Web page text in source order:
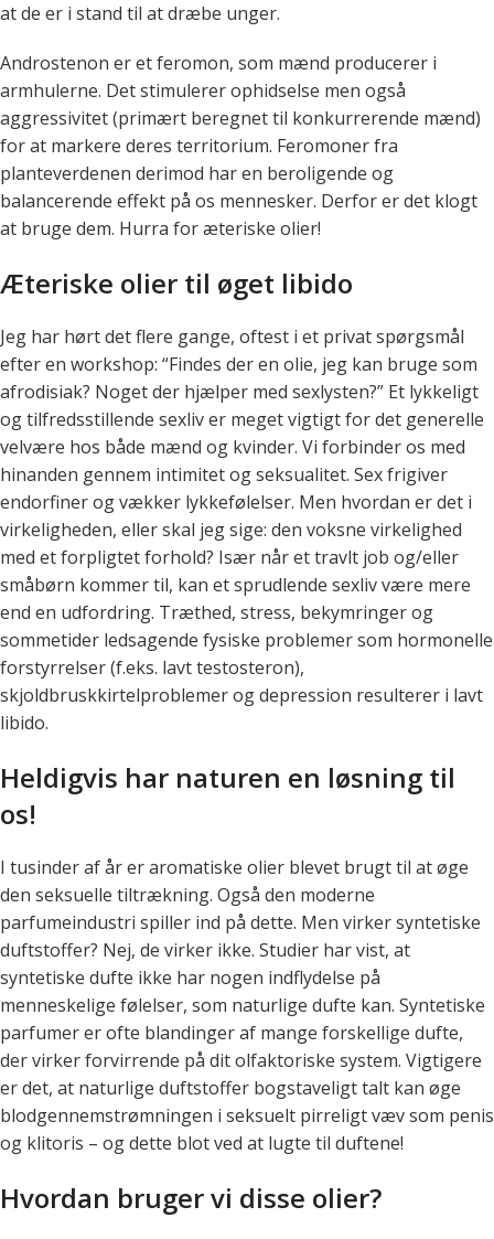
at de er i stand til at dræbe unger.
Androstenon er et feromon, som mænd producerer i
armhulerne. Det stimulerer ophidselse men også
aggressivitet (primært beregnet til konkurrerende mænd)
for at markere deres territorium. Feromoner fra
planteverdenen derimod har en beroligende og
balancerende effekt på os mennesker. Derfor er det klogt
at bruge dem. Hurra for æteriske olier!
Æteriske olier til øget libido
Jeg har hørt det flere gange, oftest i et privat spørgsmål
efter en workshop: “Findes der en olie, jeg kan bruge som
afrodisiak? Noget der hjælper med sexlysten?” Et lykkeligt
og tilfredsstillende sexliv er meget vigtigt for det generelle
velvære hos både mænd og kvinder. Vi forbinder os med
hinanden gennem intimitet og seksualitet. Sex frigiver
endorfiner og vækker lykkefølelser. Men hvordan er det i
virkeligheden, eller skal jeg sige: den voksne virkelighed
med et forpligtet forhold? Især når et travlt job og/eller
småbørn kommer til, kan et sprudlende sexliv være mere
end en udfordring. Træthed, stress, bekymringer og
sommetider ledsagende fysiske problemer som hormonelle
forstyrrelser (f.eks. lavt testosteron),
skjoldbruskkirtelproblemer og depression resulterer i lavt
libido.
Heldigvis har naturen en løsning til
os!
I tusinder af år er aromatiske olier blevet brugt til at øge
den seksuelle tiltrækning. Også den moderne
parfumeindustri spiller ind på dette. Men virker syntetiske
duftstoffer? Nej, de virker ikke. Studier har vist, at
syntetiske dufte ikke har nogen indflydelse på
menneskelige følelser, som naturlige dufte kan. Syntetiske
parfumer er ofte blandinger af mange forskellige dufte,
der virker forvirrende på dit olfaktoriske system. Vigtigere
er det, at naturlige duftstoffer bogstaveligt talt kan øge
blodgennemstrømningen i seksuelt pirreligt væv som penis
og klitoris – og dette blot ved at lugte til duftene!
Hvordan bruger vi disse olier?